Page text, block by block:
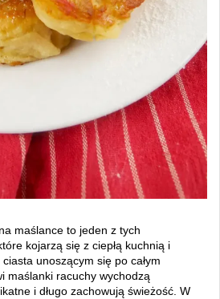
na maślance to jeden z tych
kojarzą się z ciepłą kuchnią i
unoszącym się po całym
maślanki racuchy wychodzą
i długo zachowują świeżość. W